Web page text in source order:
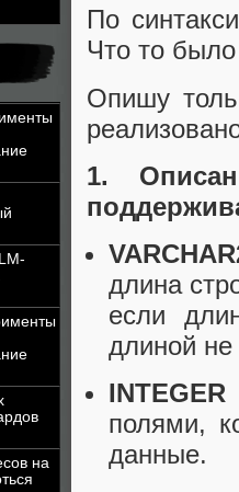
на
По
Что то
Опишу
1.
длина
если
длиной
INTEGER
полями,
данные.